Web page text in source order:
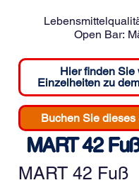
Open Bar:
Hier finden Sie
Einzelheiten zu
Buchen Sie dieses
MART 42
MART 42 Fuß